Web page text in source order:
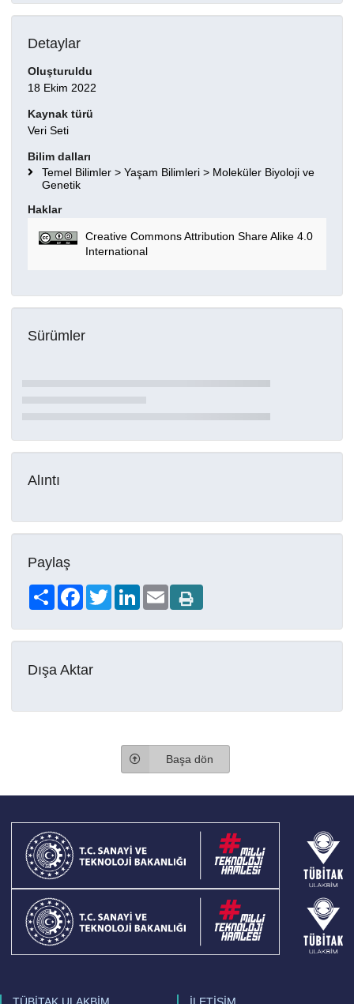
Detaylar
Oluşturuldu
18 Ekim 2022
Kaynak türü
Veri Seti
Bilim dalları
Temel Bilimler > Yaşam Bilimleri > Moleküler Biyoloji ve
Genetik
Haklar
Creative Commons Attribution Share Alike 4.0
International
Sürümler
Alıntı
Paylaş
Share FacebookTwitterLinkedIn
Email
Dışa Aktar
Başa dön